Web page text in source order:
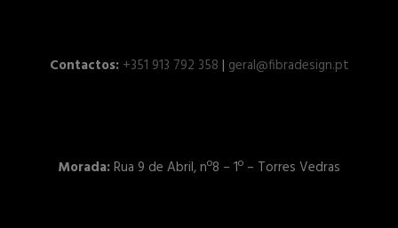
Contactos: +351 913 792 358 | geral@fibradesign.pt
Morada:Rua 9 de Abril, nº8 – 1º – Torres Vedras